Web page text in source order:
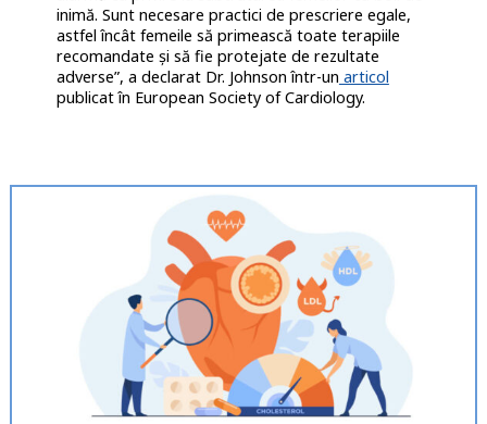
inimă. Sunt necesare practici de prescriere egale,
astfel încât femeile să primească toate terapiile
recomandate și să fie protejate de rezultate
adverse”, a declarat Dr. Johnson într-un articol
publicat în European Society of Cardiology.